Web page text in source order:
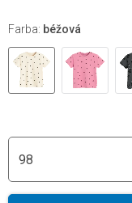
Farba: béžová
98